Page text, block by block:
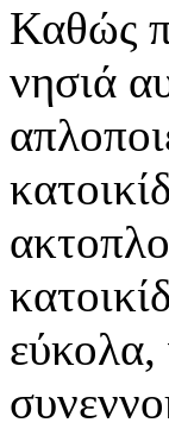
Καθώς
νησιά
εύκολα,